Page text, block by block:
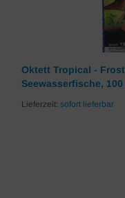
Oktett Tropical -
Seewasserfische, 100
Lieferzeit: sofort lieferbar